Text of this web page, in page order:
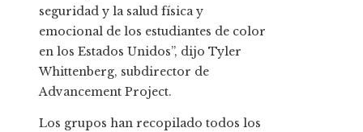
seguridad y la salud física y
emocional de los estudiantes de color
en los Estados Unidos”, dijo Tyler
Whittenberg, subdirector de
Advancement Project.
Los grupos han recopilado todos los